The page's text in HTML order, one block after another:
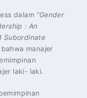
dalam “Gender
: An
Subordinate
manajer
laki- laki.